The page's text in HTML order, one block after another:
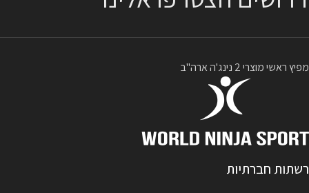
מפיץ ראשי מוצרי 2 נינג'ה ארה"ב
רשתות חברתיות